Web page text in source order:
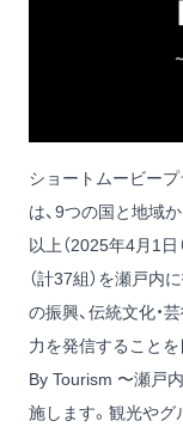
ショートムービープ
は、9つの国と地域
以上（2025年4月1日
（計37組）を瀬戸内
の振興、伝統文化・
力を発信すること
By Tourism 〜瀬戸
施します。観光やグ